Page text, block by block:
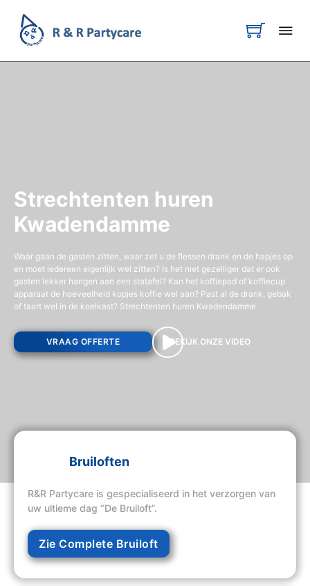
Strechtenten huren
Kwadendamme
Waar gaan de gasten zitten, waar zet u de flessen drank en de hapjes op
en moet iedereen eigenlijk wel zitten? Is het niet gezelliger dat er ook
gasten lekker hangen aan een statafel? Kan het koffiepad of koffiecup
apparaat de hoeveelheid kopjes koffie wel aan? Past al de drank, gebak
of taart wel in de koelkast? Strechtenten huren Kwadendamme.
VRAAG OFFERTE BEKIJK ONZE VIDEO
Bruiloften
R&R Partycare is gespecialiseerd in het verzorgen van
uw ultieme dag “De Bruiloft”.
Zie Complete Bruiloft